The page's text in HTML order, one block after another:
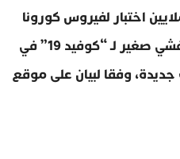
الشرقية أكثر من 10 ملايين اختبار لفيروس كورونا
منذ يوم الاثنين بعد اكتشاف تفشي صغير لـ “كوفيد 19” في
وفقا لبيان على موقع